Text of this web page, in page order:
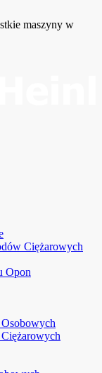
maszyny w
Ciężarowych
Opon